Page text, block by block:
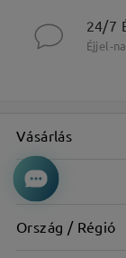
24/7
Éjjel-
Vásárlás
Cég
Ország / Régió